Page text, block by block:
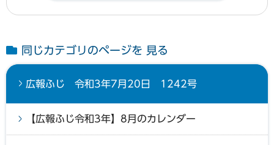
同じカテゴリのページを 見る
広報ふじ 令和3年7月20日 1242号
【広報ふじ令和3年】8月のカレンダー